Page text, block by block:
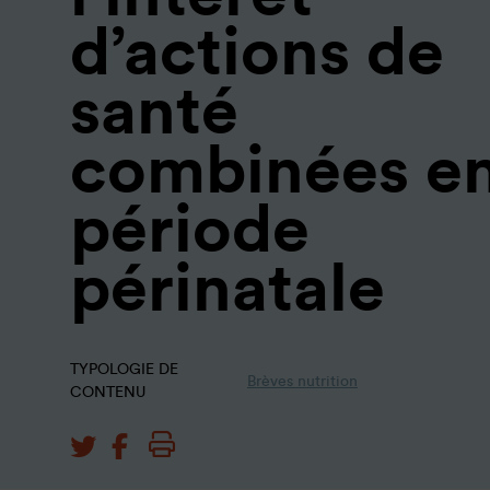
d’actions de
santé
combinées
période
périnatale
TYPOLOGIE DE
CONTENU
Brèves nutrition